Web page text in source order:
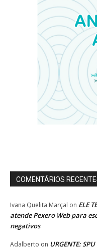
COMENTÁRIOS
Ivana Quelita Marçal on ELE
atende Pexero Web para
negativos
Adalberto on URGENTE: